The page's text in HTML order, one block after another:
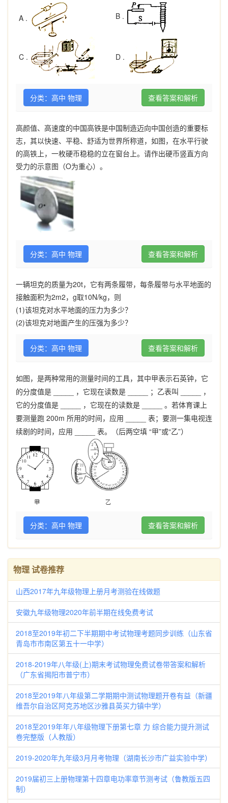
A . B .
C . D .
分类：高中 物理 查看答案和解析
高颜值、高速度的中国高铁是中国制造迈向中国创造的重要标
志，其以快速、平稳、舒适为世界所称道，如图，在水平行驶
的高铁上，一枚硬币稳稳的立在窗台上。请作出硬币竖直方向
受力的示意图（O为重心）。
分类：高中 物理 查看答案和解析
一辆坦克的质量为20t，它有两条履带，每条履带与水平地面的
接触面积为2m2， g取10N/kg，则
(1)该坦克对水平地面的压力为多少？
(2)该坦克对地面产生的压强为多少？
分类：高中 物理 查看答案和解析
如图，是两种常用的测量时间的工具，其中甲表示石英钟，它
的分度值是
，它现在读数是 ；乙表叫
，
它的分度值是
，它现在的读数是
。若体育课上
要测量跑 200m 所用的时间，应用
表；要测一集电视连
续剧的时间，应用
表。（后两空填 “甲”或“乙”）
分类：高中 物理 查看答案和解析
物理 试卷推荐
山西2017年九年级物理上册月考测验在线做题
安徽九年级物理2020年前半期在线免费考试
2018至2019年初二下半期期中考试物理考题同步训练（山东省
青岛市市南区第五十一中学）
2018-2019年八年级(上)期末考试物理免费试卷带答案和解析
（广东省揭阳市普宁市）
2018至2019年八年级第二学期期中测试物理题开卷有益（新疆
维吾尔自治区阿克苏地区沙雅县英买力镇中学）
2018至2019年年八年级物理下册第七章 力 综合能力提升测试
卷完整版（人教版）
2019-2020年九年级3月月考物理（湖南长沙市广益实验中学）
2019届初三上册物理第十四章电功率章节测考试（鲁教版五四
制）